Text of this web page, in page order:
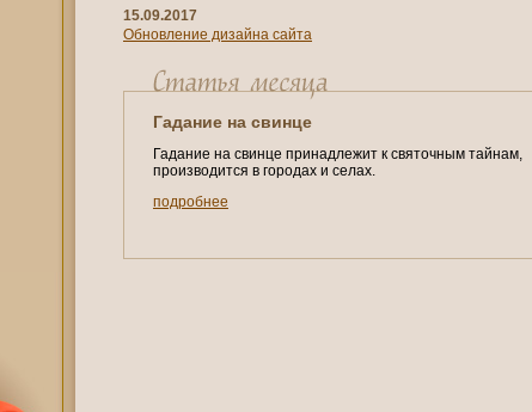
15.09.2017
Обновление дизайна сайта
Гадание на свинце
Гадание на свинце принадлежит к святочным тайнам,
производится в городах и селах.
подробнее